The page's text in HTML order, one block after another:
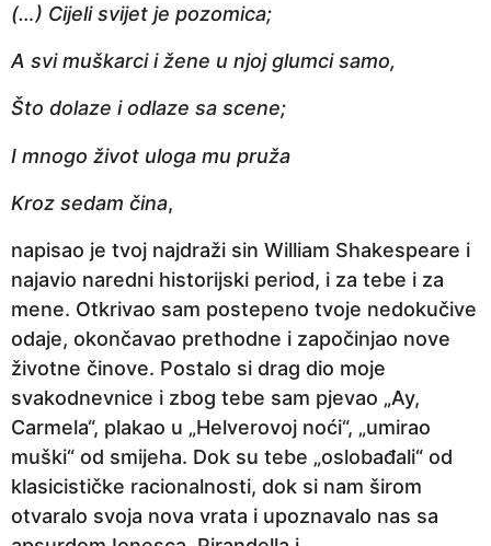
(…) Cijeli svijet je pozomica;
A svi muškarci i žene u njoj glumci samo,
Što dolaze i odlaze sa scene;
I mnogo život uloga mu pruža
Kroz sedam čina,
napisao je tvoj najdraži sin William Shakespeare i
najavio naredni historijski period, i za tebe i za
mene. Otkrivao sam postepeno tvoje nedokučive
odaje, okončavao prethodne i započinjao nove
životne činove. Postalo si drag dio moje
svakodnevnice i zbog tebe sam pjevao „Ay,
Carmela“, plakao u „Helverovoj noći“, „umirao
muški“ od smijeha. Dok su tebe „oslobađali“ od
klasicističke racionalnosti, dok si nam širom
otvaralo svoja nova vrata i upoznavalo nas sa